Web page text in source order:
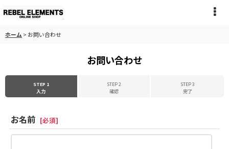
ホーム > お問い合わせ
お問い合わせ
STEP 1
入力
STEP 2
確認
STEP 3
完了
お名前 [必須]